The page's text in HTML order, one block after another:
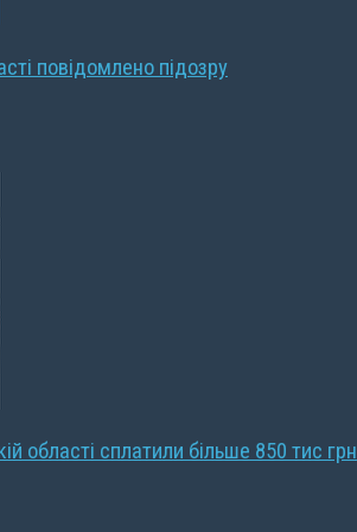
повідомлено підозру
області сплатили більше 850 тис грн